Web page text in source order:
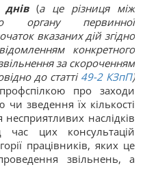
(а це різниця між
органу первинної
вказаних дій згідно
конкретного
за скороченням
до статті49-2 КЗпП)
про заходи
зведення їх кількості
наслідків
час цих консультацій
працівників, яких це
звільнень, а